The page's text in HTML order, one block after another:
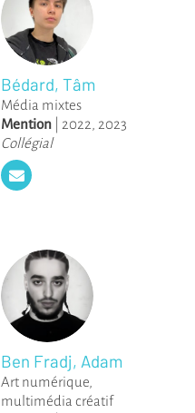
Bédard, Tâm
Média mixtes
Mention
2022 2023
Collégial
Ben Fradj, Adam
Art numérique,
multimédia créatif